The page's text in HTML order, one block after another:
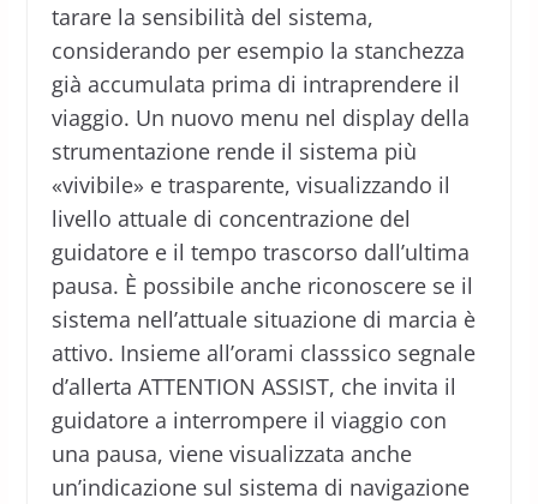
tarare la sensibilità del sistema,
considerando per esempio la stanchezza
già accumulata prima di intraprendere il
viaggio. Un nuovo menu nel display della
strumentazione rende il sistema più
«vivibile» e trasparente, visualizzando il
livello attuale di concentrazione del
guidatore e il tempo trascorso dall’ultima
pausa. È possibile anche riconoscere se il
sistema nell’attuale situazione di marcia è
attivo. Insieme all’orami classsico segnale
d’allerta ATTENTION ASSIST, che invita il
guidatore a interrompere il viaggio con
una pausa, viene visualizzata anche
un’indicazione sul sistema di navigazione